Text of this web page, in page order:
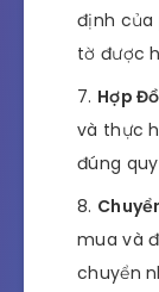
định của
tờ được
Hợp
và thực
đúng
mua và
chuyển